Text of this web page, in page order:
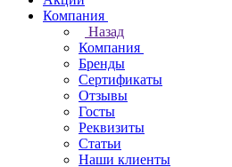
Компания
Назад
Компания
Бренды
Сертификаты
Отзывы
Госты
Реквизиты
Статьи
Наши клиенты